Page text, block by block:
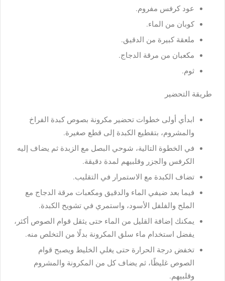
عود كرفس مفروم.
كوبان من الماء.
ملعقة كبيرة من الدقيق.
مكعبان من مرقة الدجاج.
ثوم.
طريقة التحضير
ابدأي أولى خطوات تحضير مكرونة بصوص كبدة الفراخ
والمشروم، بتقطيع الكبدة إلى قطع صغيرة.
في الخطوة التالية، شوحي البصل مع الزبدة ثم يضاف إليه
الكرفس والجزر وقلبيهم لمدة دقيقة.
تضاف الكبدة مع الاستمرار في التقليب.
فيما بعد ضيفي الماء والدقيق ومكعبات مرقة الدجاج مع
الملح والفلفل الأسود، واستمري في تشويح الكبدة.
يمكنك إضافة القليل من الماء حتى يثقل قوام الصوص أكثر،
يفضل استخدام ماء سلق المكرونة بدلًا من التخلص منه.
تخفض درجة الحرارة حتى يغلي الخليط ويصبح قوام
الصوص غليظًا، ثم يضاف كل من المكرونة والمشروم
وقلبيهم.